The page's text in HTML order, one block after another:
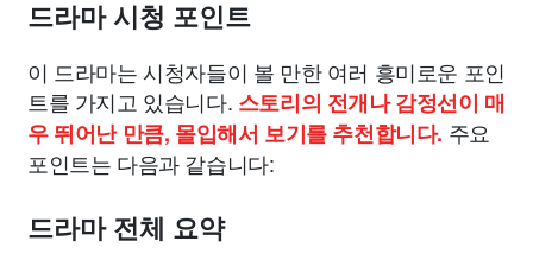
드라마 시청 포인트
이 드라마는 시청자들이 볼 만한 여러 흥미로운 포인
트를 가지고 있습니다. 스토리의 전개나 감정선이 매
우 뛰어난 만큼, 몰입해서 보기를 추천합니다. 주요
포인트는 다음과 같습니다:
드라마 전체 요약